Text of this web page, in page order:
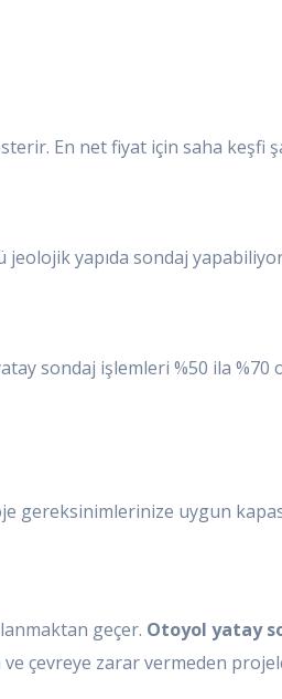
En net fiyat için saha keşfi
yapıda sondaj
sondaj işlemleri %50 ila %70
gereksinimlerinize uygun
geçer. Otoyol yatay
çevreye zarar vermeden